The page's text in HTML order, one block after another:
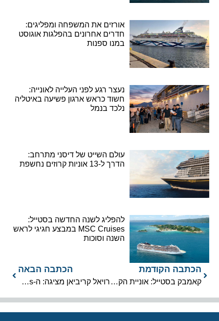
אורזים את המשפחה ומפליגים:
חדרים אחרונים בהפלגות אוגוסט
במנו ספנות
נעצר רגע לפני העלייה לאונייה:
חשוד כראש ארגון פשיעה באיטליה
נלכד בנמל
עולם השייט של דיסני מתרחב:
הדרך ל-13 אוניות קרוזים נחשפת
להפליג לשנה החדשה בסטייל:
MSC Cruises במבצע חגיגי לראש
השנה וסוכות
הכתבה הקודמת
קאמבק בסטייל: אוניית הקרוזים Valiant Lady חוזרת לים עם 8 שדרוגים מרעננים
הכתבה הבאה
רויאל קריביאן מציגה: ה-Liberty of the Seas חוזרת לים אחרי שדרוג של מיליונים